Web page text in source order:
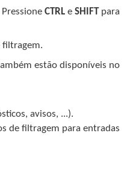
PressioneCTRL eSHIFTpara
filtragem.
estão disponíveis no
avisos, ...).
de filtragem para entradas